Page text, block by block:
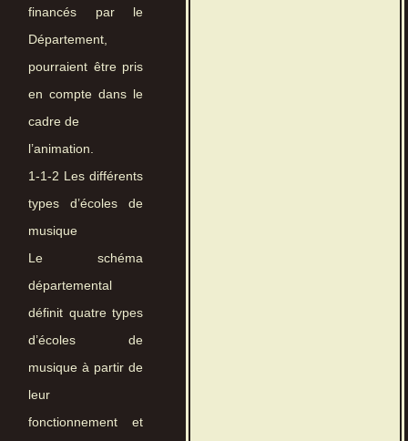
financés par le
Département,
pourraient être pris
en compte dans le
cadre de
l’animation.
1-1-2 Les différents
types d’écoles de
musique
Le schéma
départemental
définit quatre types
d’écoles de
musique à partir de
leur
fonctionnement et